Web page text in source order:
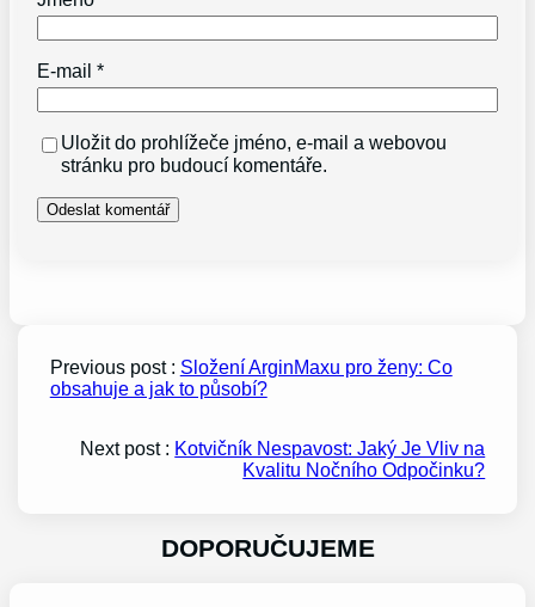
E-mail*
Uložit do prohlížeče jméno, e-mail a webovou
stránku pro budoucí komentáře.
Previous post : Složení ArginMaxu pro ženy: Co
obsahuje a jak to působí?
Next post : Kotvičník Nespavost: Jaký Je Vliv na
Kvalitu Nočního Odpočinku?
DOPORUČUJEME